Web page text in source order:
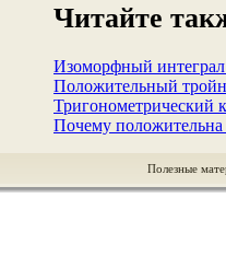
Читайте
Изоморфный
Положительный
Тригонометрический
Почему положительна
Полезные